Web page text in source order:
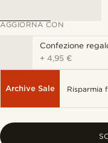
AGGIORNA CON
Confezione
+4,95 €
Archive Sale Risparmia